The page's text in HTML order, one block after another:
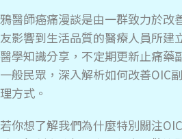
鴉醫師癌痛漫談是由一群致力於改
友影響到生活品質的醫療人員所建
醫學知識分享，不定期更新止痛藥
一般民眾，深入解析如何改善OIC
理方式。
若你想了解我們為什麼特別關注